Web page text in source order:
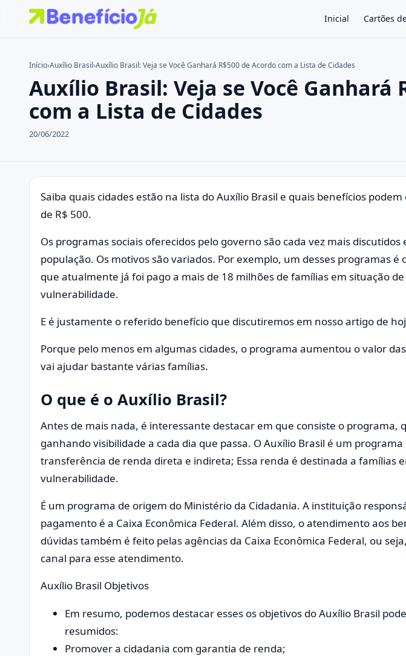
Inicial Cartões
Buscar no site
Pressione Enter para buscar ou ESC para fechar.
Início›Auxílio Brasil›Auxílio Brasil: Veja se Você Ganhará R$500 de Acordo com a Lista de Cidades
Auxílio Brasil: Veja se Você Ganhará
com a Lista de Cidades
20/06/2022
Saiba quais cidades estão na lista do Auxílio Brasil e quais benefícios
de R$ 500.
Os programas sociais oferecidos pelo governo são cada vez mais discutidos
população. Os motivos são variados. Por exemplo, um desses programas é
que atualmente já foi pago a mais de 18 milhões de famílias em situação de
vulnerabilidade.
E é justamente o referido benefício que discutiremos em nosso artigo de
Porque pelo menos em algumas cidades, o programa aumentou o valor
vai ajudar bastante várias famílias.
O que é o Auxílio Brasil?
Antes de mais nada, é interessante destacar em que consiste o programa,
ganhando visibilidade a cada dia que passa. O Auxílio Brasil é um programa
transferência de renda direta e indireta; Essa renda é destinada a famílias
vulnerabilidade.
É um programa de origem do Ministério da Cidadania. A instituição
pagamento é a Caixa Econômica Federal. Além disso, o atendimento aos
dúvidas também é feito pelas agências da Caixa Econômica Federal, ou
canal para esse atendimento.
Auxílio Brasil Objetivos
Em resumo, podemos destacar esses os objetivos do Auxílio Brasil
resumidos:
Promover a cidadania com garantia de renda;